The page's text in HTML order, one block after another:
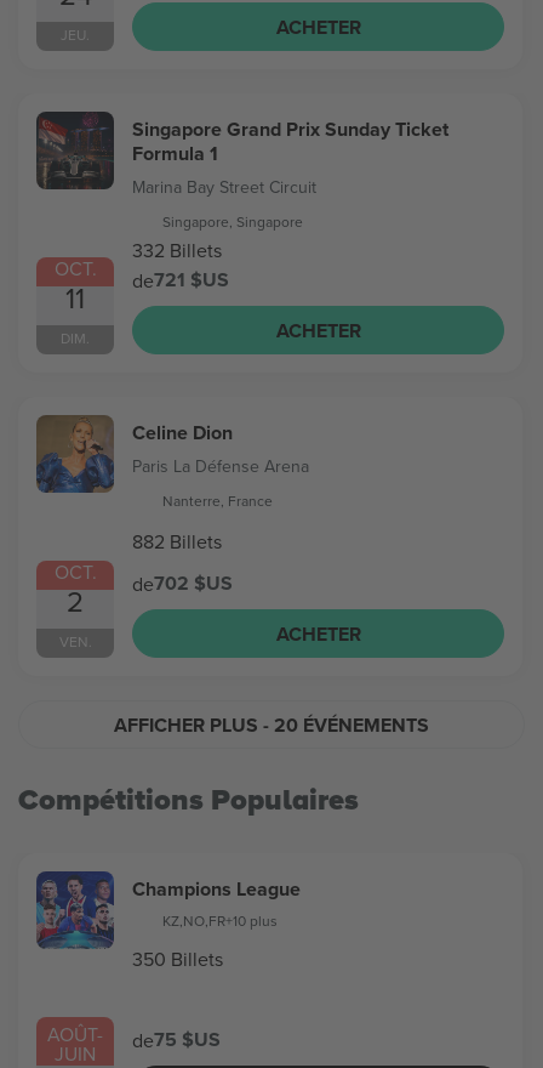
JEU.
ACHETER
OCT.
11
DIM.
Singapore Grand Prix Sunday Ticket
Formula 1
Marina Bay Street Circuit
Singapore, Singapore
332 Billets
de721 $US
ACHETER
OCT.
2
VEN.
Celine Dion
Paris La Défense Arena
Nanterre, France
882 Billets
de702 $US
ACHETER
AFFICHER PLUS - 20 ÉVÉNEMENTS
Compétitions Populaires
AOÛT-
JUIN
Champions League
KZ,NO,FR+10 plus
350 Billets
de75 $US